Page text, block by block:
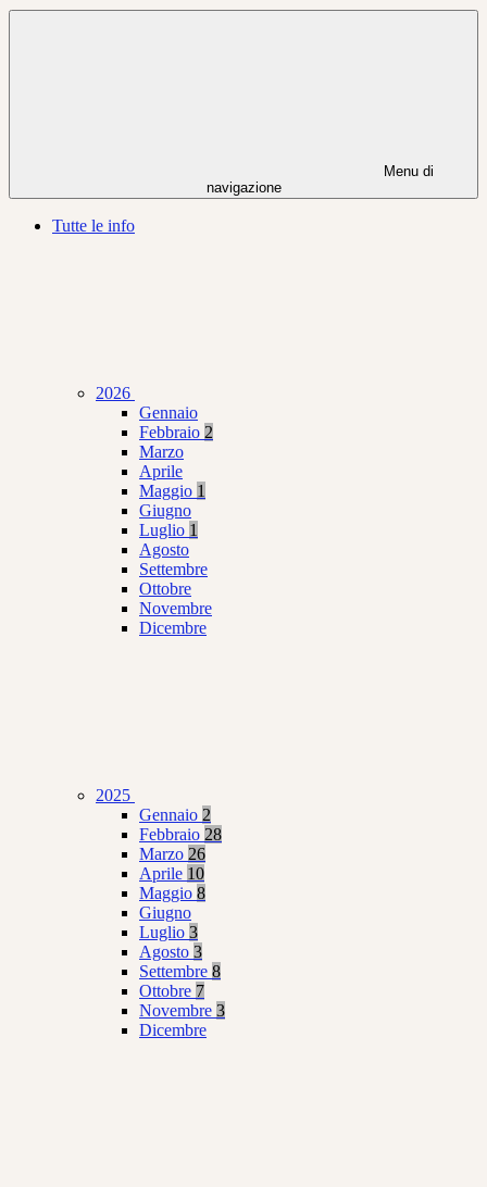
Menu di
navigazione
Tutte le info
2026
Gennaio
Febbraio 2
Marzo
Aprile
Maggio 1
Giugno
Luglio 1
Agosto
Settembre
Ottobre
Novembre
Dicembre
2025
Gennaio 2
Febbraio 28
Marzo 26
Aprile 10
Maggio 8
Giugno
Luglio 3
Agosto 3
Settembre 8
Ottobre 7
Novembre 3
Dicembre